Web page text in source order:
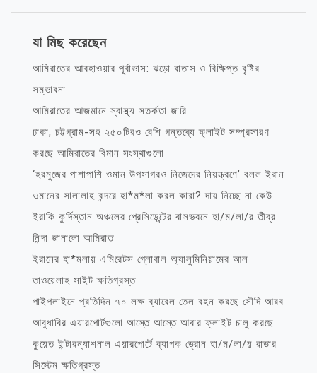
যা মিছ করেছেন
আমিরাতের আবহাওয়ার পূর্বাভাস: ঝড়ো বাতাস ও বিক্ষিপ্ত বৃষ্টির
সম্ভাবনা
আমিরাতের আজমানে স্বাস্থ্য সতর্কতা জারি
ঢাকা, চট্টগ্রাম-সহ ২৫০টিরও বেশি গন্তব্যে ফ্লাইট সম্প্রসারণ
করছে আমিরাতের বিমান সংস্থাগুলো
‘হরমুজের পাশাপাশি ওমান উপসাগরও নিজেদের নিয়ন্ত্রণে’ বলল ইরান
ওমানের সালালাহ বন্দরে হা*ম*লা করল কারা? দায় নিচ্ছে না কেউ
ইরাকি কুর্দিস্তান অঞ্চলের প্রেসিডেন্টের বাসভবনে হা/ম/লা/র তীব্র
নিন্দা জানালো আমিরাত
ইরানের হা*মলায় এমিরেটস গ্লোবাল অ্যালুমিনিয়ামের আল
তাওয়েলাহ সাইট ক্ষতিগ্রস্ত
পাইপলাইনে প্রতিদিন ৭০ লক্ষ ব্যারেল তেল বহন করছে সৌদি আরব
আবুধাবির এয়ারপোর্টগুলো আস্তে আস্তে আবার ফ্লাইট চালু করছে
কুয়েত ইন্টারন্যাশনাল এয়ারপোর্টে ব্যাপক ড্রোন হা/ম/লা/য় রাডার
সিস্টেম ক্ষতিগ্রস্ত